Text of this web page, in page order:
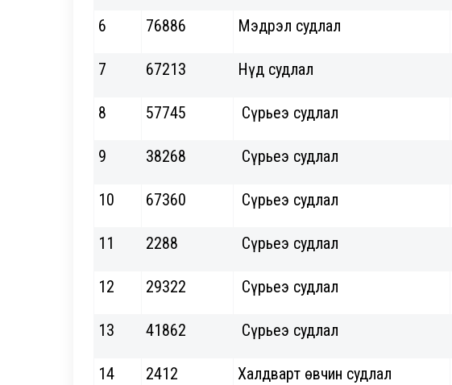
6 76886 Мэдрэл судлал
7 67213 Нүд судлал
8 57745 Сүрьеэ судлал
9 38268 Сүрьеэ судлал
10 67360 Сүрьеэ судлал
11 2288 Сүрьеэ судлал
12 29322 Сүрьеэ судлал
13 41862 Сүрьеэ судлал
14 2412 Халдварт өвчин судлал